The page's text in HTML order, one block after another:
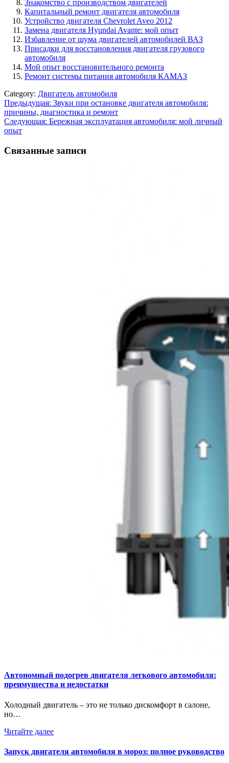
Знакомство с производством двигателей
Капитальный ремонт двигателя автомобиля
Устройство двигателя Chevrolet Aveo 2012
Замена двигателя Hyundai Avante: мой опыт
Избавление от шума двигателей автомобилей ВАЗ
Присадки для восстановления двигателя грузового
автомобиля
Мой опыт восстановительного ремонта
Ремонт системы питания автомобиля КАМАЗ
Category: Двигатель автомобиля
Навигация
по
записям
Предыдущая: Звуки при остановке двигателя автомобиля:
причины, диагностика и ремонт
Следующая: Бережная эксплуатация автомобиля: мой личный
опыт
Связанные записи
Автономный подогрев двигателя легкового автомобиля:
преимущества и недостатки
Холодный двигатель – это не только дискомфорт в салоне,
но…
Читайте далее
Запуск двигателя автомобиля в мороз: полное руководство